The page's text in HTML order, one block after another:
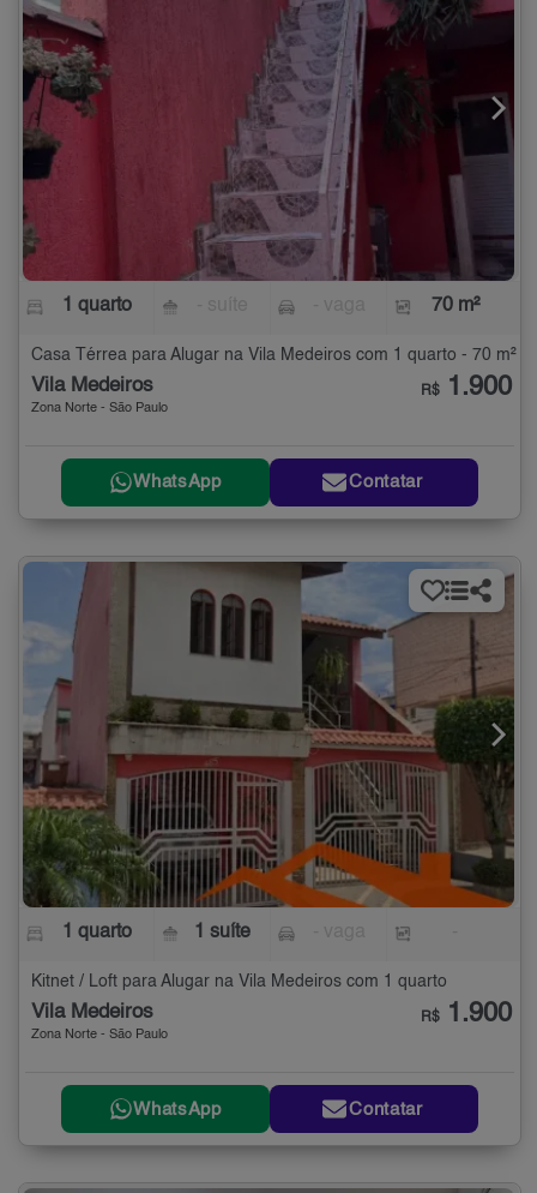
1 quarto 70 m²
Casa Térrea para Alugar na Vila Medeiros com 1 quarto - 70 m²
Vila Medeiros
Zona Norte - São Paulo
R$ 1.900
WhatsApp Contatar
1 quarto 1 suíte
Kitnet / Loft para Alugar na Vila Medeiros com 1 quarto
Vila Medeiros
Zona Norte - São Paulo
R$ 1.900
WhatsApp Contatar